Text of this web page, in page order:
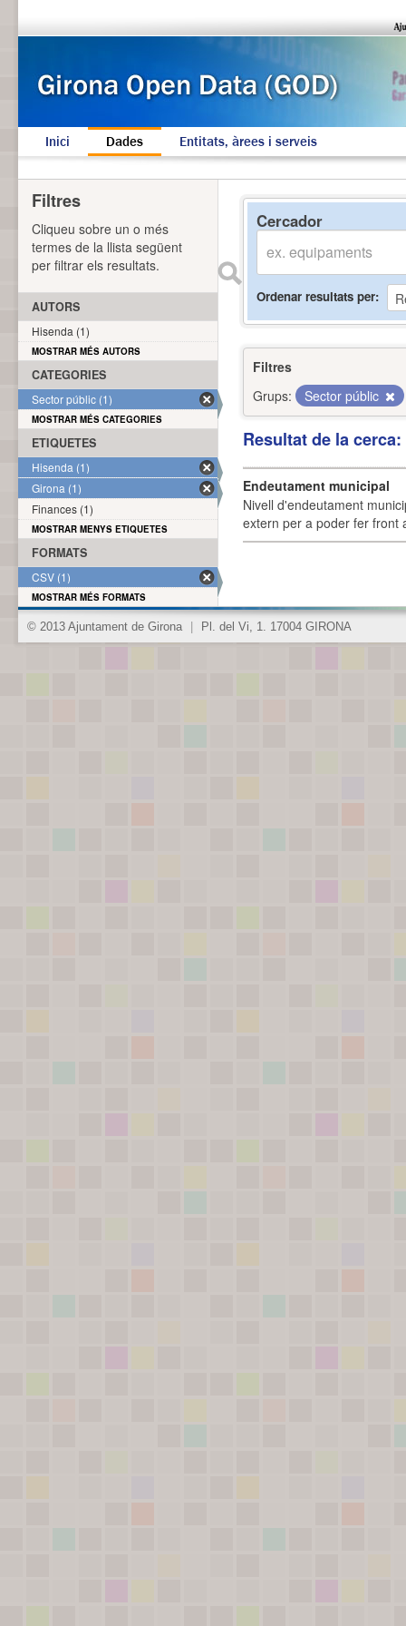
Inici Dades Entitats, àrees i serveis
Cercador
Ordenar resultats per
Filtres
Grups:
Sector públic
Resultat de la
Endeutament municipal
Nivell d'endeutament
extern per a poder fer front
Filtres
Cliqueu sobre un o més
termes de la llista següent
per filtrar els resultats.
AUTORS
Hisenda (1)
MOSTRAR MÉS AUTORS
CATEGORIES
Sector públic (1)
MOSTRAR MÉS CATEGORIES
ETIQUETES
Hisenda (1)
Girona (1)
Finances (1)
MOSTRAR MENYS ETIQUETES
FORMATS
CSV (1)
MOSTRAR MÉS FORMATS
© 2013 Ajuntament de Girona Pl. del Vi, 1. 17004 GIRONA